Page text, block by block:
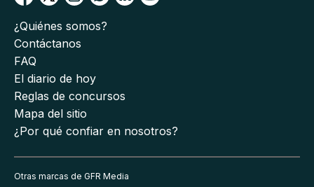
¿Quiénes somos?
Contáctanos
FAQ
El diario de hoy
Reglas de concursos
Mapa del sitio
¿Por qué confiar en nosotros?
Otras marcas de GFR Media